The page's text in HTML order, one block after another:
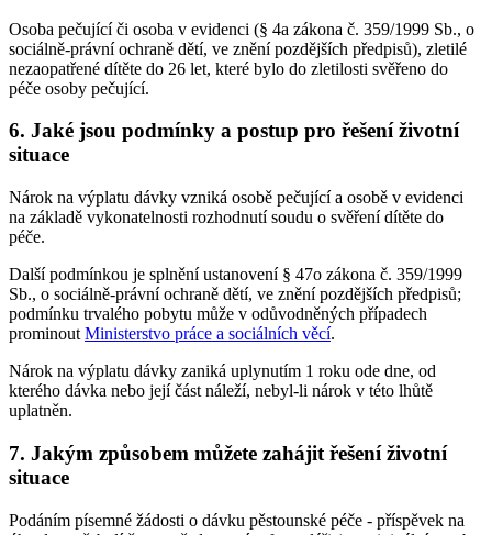
Osoba pečující či osoba v evidenci (§ 4a zákona č. 359/1999 Sb., o
sociálně-právní ochraně dětí, ve znění pozdějších předpisů), zletilé
nezaopatřené dítěte do 26 let, které bylo do zletilosti svěřeno do
péče osoby pečující.
6. Jaké jsou podmínky a postup pro řešení životní
situace
Nárok na výplatu dávky vzniká osobě pečující a osobě v evidenci
na základě vykonatelnosti rozhodnutí soudu o svěření dítěte do
péče.
Další podmínkou je splnění ustanovení § 47o zákona č. 359/1999
Sb., o sociálně-právní ochraně dětí, ve znění pozdějších předpisů;
podmínku trvalého pobytu může v odůvodněných případech
prominout Ministerstvo práce a sociálních věcí.
Nárok na výplatu dávky zaniká uplynutím 1 roku ode dne, od
kterého dávka nebo její část náleží, nebyl-li nárok v této lhůtě
uplatněn.
7. Jakým způsobem můžete zahájit řešení životní
situace
Podáním písemné žádosti o dávku pěstounské péče - příspěvek na